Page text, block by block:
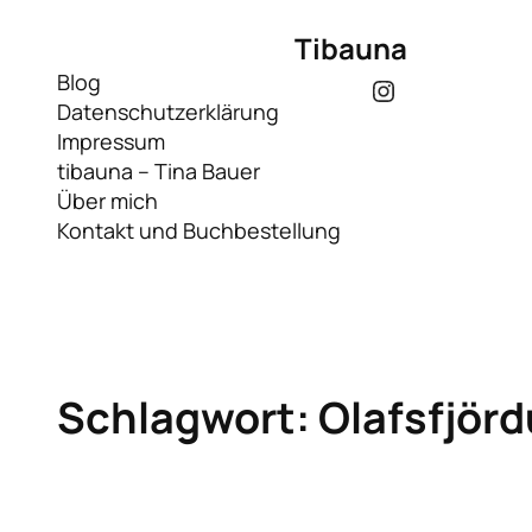
springen
Tibauna
Blog
Datenschutzerklärung
Impressum
tibauna – Tina Bauer
Über mich
Kontakt und Buchbestellung
Instagram
Schlagwort: